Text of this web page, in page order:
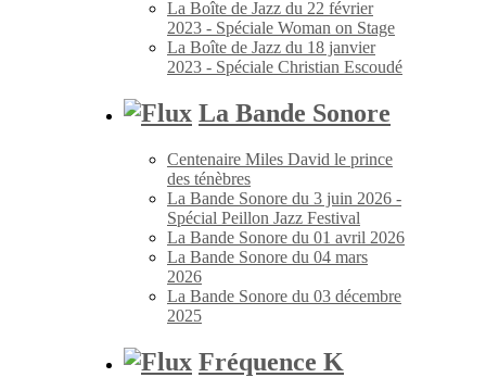
La Boîte de Jazz du 22 février
2023 - Spéciale Woman on Stage
La Boîte de Jazz du 18 janvier
2023 - Spéciale Christian Escoudé
La Bande Sonore
Centenaire Miles David le prince
des ténèbres
La Bande Sonore du 3 juin 2026 -
Spécial Peillon Jazz Festival
La Bande Sonore du 01 avril 2026
La Bande Sonore du 04 mars
2026
La Bande Sonore du 03 décembre
2025
Fréquence K